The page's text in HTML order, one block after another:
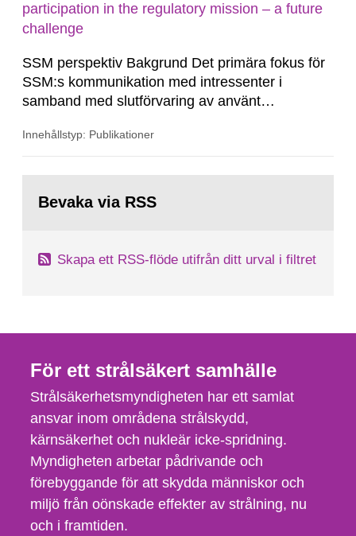
participation in the regulatory mission – a future
challenge
SSM perspektiv Bakgrund Det primära fokus för
SSM:s kommunikation med intressenter i
samband med slutförvaring av använt
legat på formella samrådsprocesser kring den
tillståndsansökningar enligt kärntekniklagen.
Innehållstyp: Publikationer
sida:Bevaka via RSS
Skapa ett RSS-flöde utifrån ditt urval i filtret
För ett strålsäkert samhälle
Strålsäkerhetsmyndigheten har ett samlat
ansvar inom områdena strålskydd,
kärnsäkerhet och nukleär icke-spridning.
Myndigheten arbetar pådrivande och
förebyggande för att skydda människor och
miljö från oönskade effekter av strålning, nu
och i framtiden.